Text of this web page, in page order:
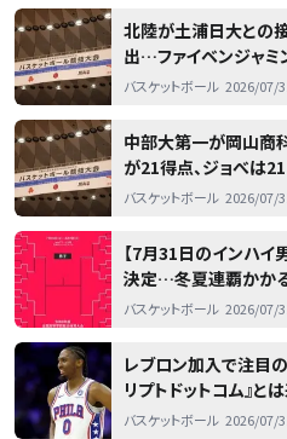
北陸が土浦日大との
出…ファイベンジャ
バスケットボール 2026/07/
中部大第一が岡山商
が21得点、ジョべは
バスケットボール 2026/07/
【7月31日のインハイ
決定…冬夏連覇かか
バスケットボール 2026/07/
レブロン加入で注目
リプトドットコム』と
バスケットボール 2026/07/